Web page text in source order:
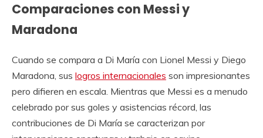
Comparaciones con Messi y
Maradona
Cuando se compara a Di María con Lionel Messi y Diego
Maradona, sus logros internacionales son impresionantes
pero difieren en escala. Mientras que Messi es a menudo
celebrado por sus goles y asistencias récord, las
contribuciones de Di María se caracterizan por